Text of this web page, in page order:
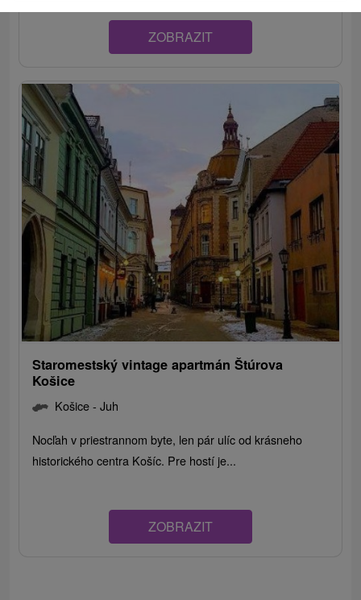
ZOBRAZIT
Staromestský vintage apartmán Štúrova
Košice
Košice - Juh
Nocľah v priestrannom byte, len pár ulíc od krásneho
historického centra Košíc. Pre hostí je...
ZOBRAZIT